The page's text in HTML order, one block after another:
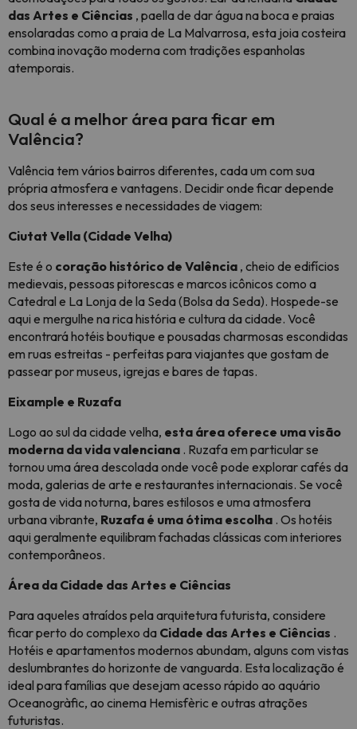
das Artes e Ciências , paella de dar água na boca e praias
ensolaradas como a praia de La Malvarrosa, esta joia costeira
combina inovação moderna com tradições espanholas
atemporais.
Qual é a melhor área para ficar em
Valência?
Valência tem vários bairros diferentes, cada um com sua
própria atmosfera e vantagens. Decidir onde ficar depende
dos seus interesses e necessidades de viagem:
Ciutat Vella (Cidade Velha)
Este é o coração histórico de Valência , cheio de edifícios
medievais, pessoas pitorescas e marcos icônicos como a
Catedral e La Lonja de la Seda (Bolsa da Seda). Hospede-se
aqui e mergulhe na rica história e cultura da cidade. Você
encontrará hotéis boutique e pousadas charmosas escondidas
em ruas estreitas - perfeitas para viajantes que gostam de
passear por museus, igrejas e bares de tapas.
Eixample e Ruzafa
Logo ao sul da cidade velha, esta área oferece uma visão
moderna da vida valenciana . Ruzafa em particular se
tornou uma área descolada onde você pode explorar cafés da
moda, galerias de arte e restaurantes internacionais. Se você
gosta de vida noturna, bares estilosos e uma atmosfera
urbana vibrante, Ruzafa é uma ótima escolha . Os hotéis
aqui geralmente equilibram fachadas clássicas com interiores
contemporâneos.
Área da Cidade das Artes e Ciências
Para aqueles atraídos pela arquitetura futurista, considere
ficar perto do complexo da Cidade das Artes e Ciências .
Hotéis e apartamentos modernos abundam, alguns com vistas
deslumbrantes do horizonte de vanguarda. Esta localização é
ideal para famílias que desejam acesso rápido ao aquário
Oceanogràfic, ao cinema Hemisfèric e outras atrações
futuristas.